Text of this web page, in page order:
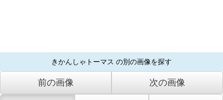
きかんしゃトーマス の別の画像を探す
前の画像 次の画像